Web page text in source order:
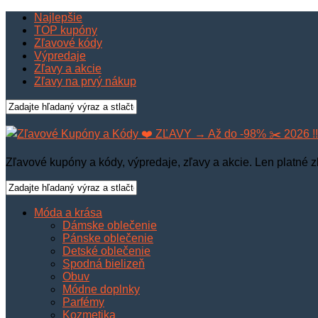
Najlepšie
TOP kupóny
Zľavové kódy
Výpredaje
Zľavy a akcie
Zľavy na prvý nákup
Zľavové kupóny a kódy, výpredaje, zľavy a akcie. Len platné
Móda a krása
Dámske oblečenie
Pánske oblečenie
Detské oblečenie
Spodná bielizeň
Obuv
Módne doplnky
Parfémy
Kozmetika